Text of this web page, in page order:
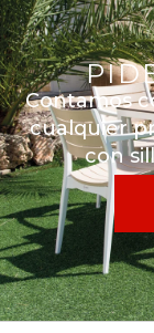
Contamos
cualquier
con